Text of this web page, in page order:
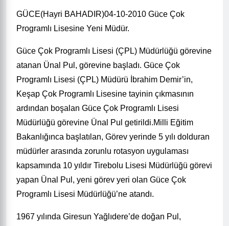
GÜCE(Hayri BAHADIR)04-10-2010 Güce Çok
Programlı Lisesine Yeni Müdür.
Güce Çok Programlı Lisesi (ÇPL) Müdürlüğü görevine
atanan Ünal Pul, görevine başladı. Güce Çok
Programlı Lisesi (ÇPL) Müdürü İbrahim Demir’in,
Keşap Çok Programlı Lisesine tayinin çıkmasının
ardından boşalan Güce Çok Programlı Lisesi
Müdürlüğü görevine Ünal Pul getirildi.Milli Eğitim
Bakanlığınca başlatılan, Görev yerinde 5 yılı dolduran
müdürler arasında zorunlu rotasyon uygulaması
kapsamında 10 yıldır Tirebolu Lisesi Müdürlüğü görevi
yapan Ünal Pul, yeni görev yeri olan Güce Çok
Programlı Lisesi Müdürlüğü’ne atandı.
1967 yılında Giresun Yağlıdere’de doğan Pul,